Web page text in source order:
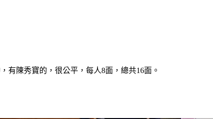
有陳秀寶的，很公平，每人8面，總共16面。